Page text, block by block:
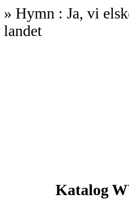
» Hymn : Ja, vi
landet
Katalog